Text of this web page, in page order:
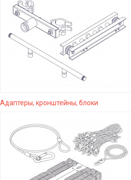
Адаптеры, кронштейны, блоки